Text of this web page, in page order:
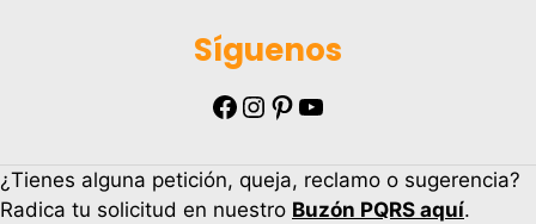
Síguenos
Facebook Instagram Pinterest YouTube
¿Tienes alguna petición, queja, reclamo o sugerencia?
Radica tu solicitud en nuestro Buzón PQRS aquí.